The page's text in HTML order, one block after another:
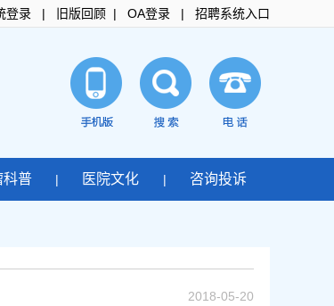
登录 | 旧版回顾 | OA登录 | 招聘系统入口
科普 | 医院文化 | 咨询投诉
2018-05-20